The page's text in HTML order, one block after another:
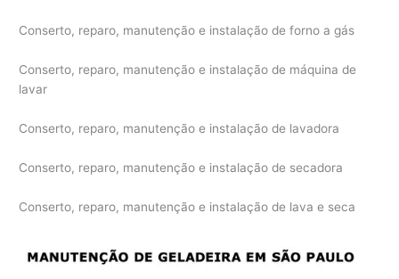
Conserto, reparo, manutenção e instalação de forno a gás
Conserto, reparo, manutenção e instalação de máquina de
lavar
Conserto, reparo, manutenção e instalação de lavadora
Conserto, reparo, manutenção e instalação de secadora
Conserto, reparo, manutenção e instalação de lava e seca